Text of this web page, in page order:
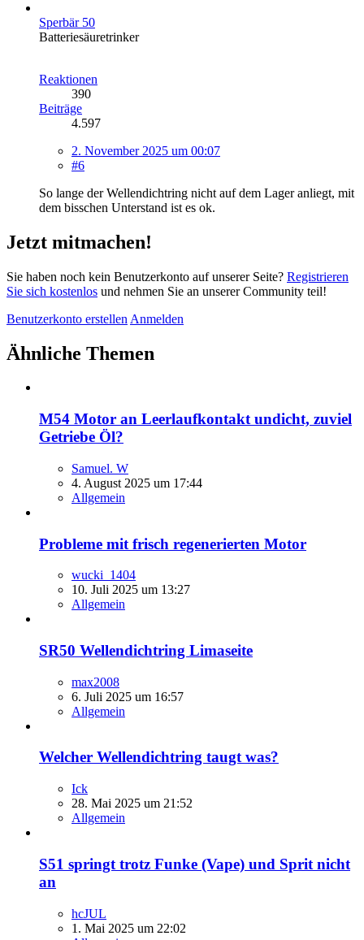
Sperbär 50
Batteriesäuretrinker
Reaktionen
390
Beiträge
4.597
2. November 2025 um 00:07
#6
So lange der Wellendichtring nicht auf dem Lager anliegt, mit
dem bisschen Unterstand ist es ok.
Jetzt mitmachen!
Sie haben noch kein Benutzerkonto auf unserer Seite? Registrieren
Sie sich kostenlos und nehmen Sie an unserer Community teil!
Benutzerkonto erstellen Anmelden
Ähnliche Themen
M54 Motor an Leerlaufkontakt undicht, zuviel
Getriebe Öl?
Samuel. W
4. August 2025 um 17:44
Allgemein
Probleme mit frisch regenerierten Motor
wucki_1404
10. Juli 2025 um 13:27
Allgemein
SR50 Wellendichtring Limaseite
max2008
6. Juli 2025 um 16:57
Allgemein
Welcher Wellendichtring taugt was?
Ick
28. Mai 2025 um 21:52
Allgemein
S51 springt trotz Funke (Vape) und Sprit nicht
an
hcJUL
1. Mai 2025 um 22:02